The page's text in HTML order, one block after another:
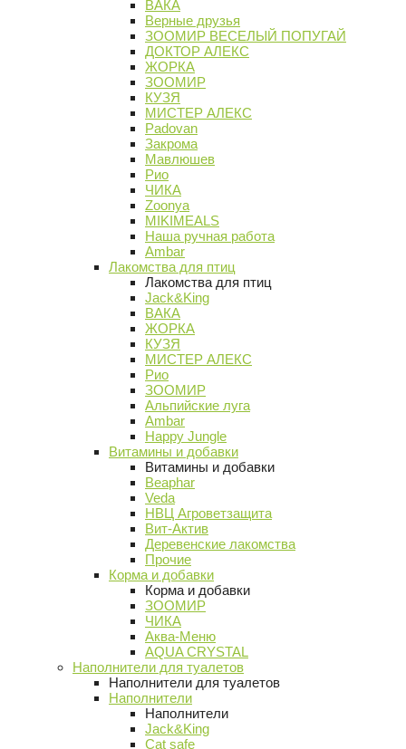
ВАКА
Верные друзья
ЗООМИР ВЕСЕЛЫЙ ПОПУГАЙ
ДОКТОР АЛЕКС
ЖОРКА
ЗООМИР
КУЗЯ
МИСТЕР АЛЕКС
Padovan
Закрома
Мавлюшев
Рио
ЧИКА
Zoonya
MIKIMEALS
Наша ручная работа
Ambar
Лакомства для птиц
Лакомства для птиц
Jack&King
ВАКА
ЖОРКА
КУЗЯ
МИСТЕР АЛЕКС
Рио
ЗООМИР
Альпийские луга
Ambar
Happy Jungle
Витамины и добавки
Витамины и добавки
Beaphar
Veda
НВЦ Агроветзащита
Вит-Актив
Деревенские лакомства
Прочие
Корма и добавки
Корма и добавки
ЗООМИР
ЧИКА
Аква-Меню
AQUA CRYSTAL
Наполнители для туалетов
Наполнители для туалетов
Наполнители
Наполнители
Jack&King
Cat safe